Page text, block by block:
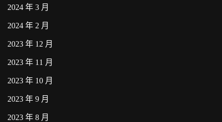
2024 年 3 月
2024 年 2 月
2023 年 12 月
2023 年 11 月
2023 年 10 月
2023 年 9 月
2023 年 8 月